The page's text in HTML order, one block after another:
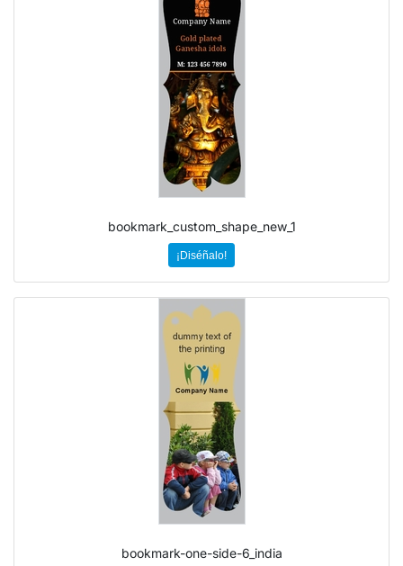
bookmark_custom_shape_new_1
¡Diséñalo!
bookmark-one-side-6_india